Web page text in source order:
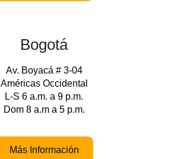
Bogotá
Av. Boyacá # 3-04
Américas Occidental
L-S 6 a.m. a 9 p.m.
Dom 8 a.m a 5 p.m.
Más Información